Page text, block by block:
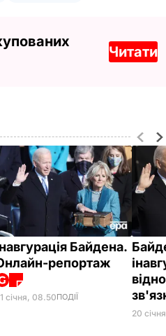
Читати
Байдена.
репортаж
січня, 08.50ПОДІЇ
20